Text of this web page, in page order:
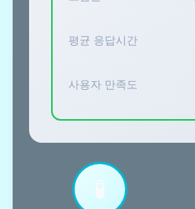
평균 응답시간
사용자 만족도
🧪